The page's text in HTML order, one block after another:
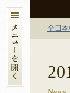
全日